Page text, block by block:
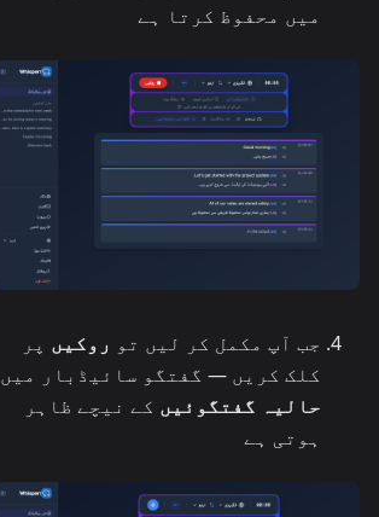
میں محفوظ کرتا ہے
جب آپ مکمل کر لیں تو روکیں پر
کلک کریں — گفتگو سائیڈبار میں
حالیہ گفتگوئیں کے نیچے ظاہر
ہوتی ہے